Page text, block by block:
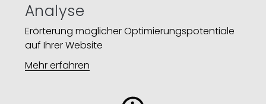
Analyse
Erörterung möglicher Optimierungspotentiale
auf Ihrer Website​
Mehr erfahren